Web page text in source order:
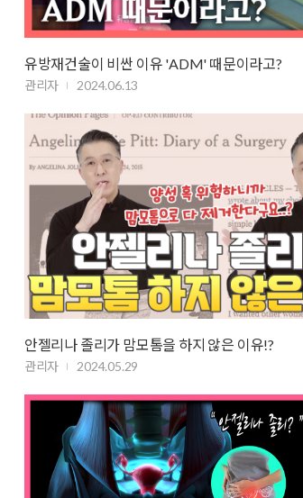
유방재건술이 비싼 이유 'ADM' 때문이라고?
관리자 2024.06.13
안젤리나 졸리가 맘모톰을 하지 않은 이유!?
관리자 2024.05.29